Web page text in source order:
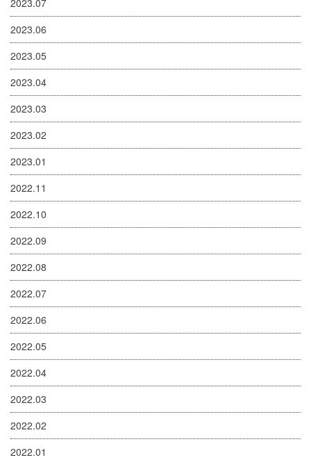
2023.07
2023.06
2023.05
2023.04
2023.03
2023.02
2023.01
2022.11
2022.10
2022.09
2022.08
2022.07
2022.06
2022.05
2022.04
2022.03
2022.02
2022.01